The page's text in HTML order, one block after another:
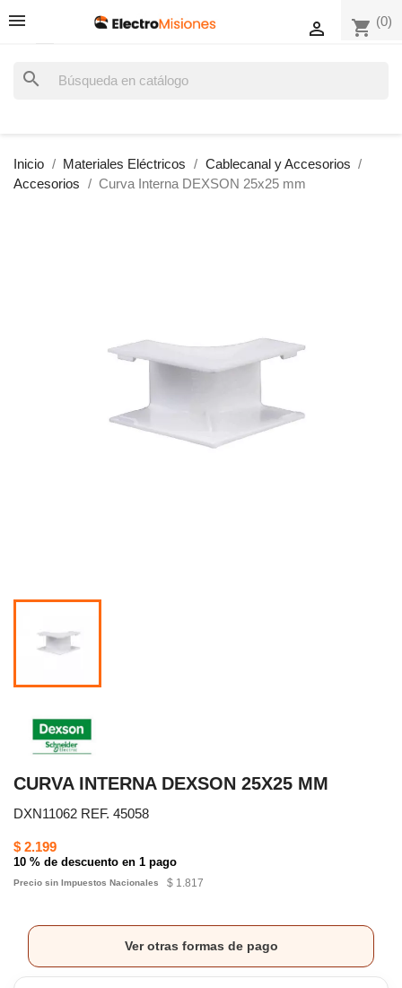
shopping_cart (0)

search
Inicio Materiales Eléctricos
Cablecanal y Accesorios
Accesorios
Curva Interna DEXSON 25x25 mm
CURVA INTERNA DEXSON 25X25 MM
DXN11062 REF. 45058
$ 2.199
10 % de descuento en 1 pago
Precio sin Impuestos Nacionales $ 1.817
Ver otras formas de pago